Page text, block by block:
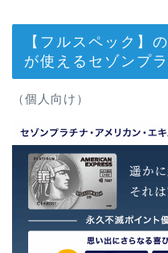
【フルスペック】
が使えるセゾンプ
（個人向け）